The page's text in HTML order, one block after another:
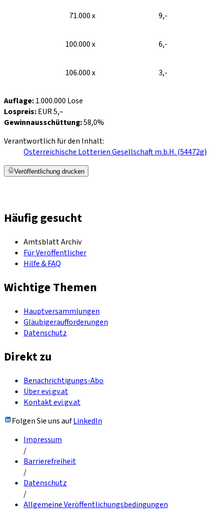
71.000 x 9,-
100.000 x 6,-
106.000 x 3,-
Auflage:1.000.000 Lose
Lospreis:EUR 5,–
Gewinnausschüttung:58,0%
Verantwortlich für den Inhalt:
Österreichische Lotterien Gesellschaft m.b.H. (54472g)
Veröffentlichung drucken
Häufig gesucht
Amtsblatt Archiv
Für Veröffentlicher
Hilfe & FAQ
Wichtige Themen
Hauptversammlungen
Gläubigeraufforderungen
Datenschutz
Direkt zu
Benachrichtigungs-Abo
Über evi.gv.at
Kontakt evi.gv.at
Folgen Sie uns aufLinkedIn
Impressum
/
Barrierefreiheit
/
Datenschutz
/
Allgemeine Veröffentlichungsbedingungen